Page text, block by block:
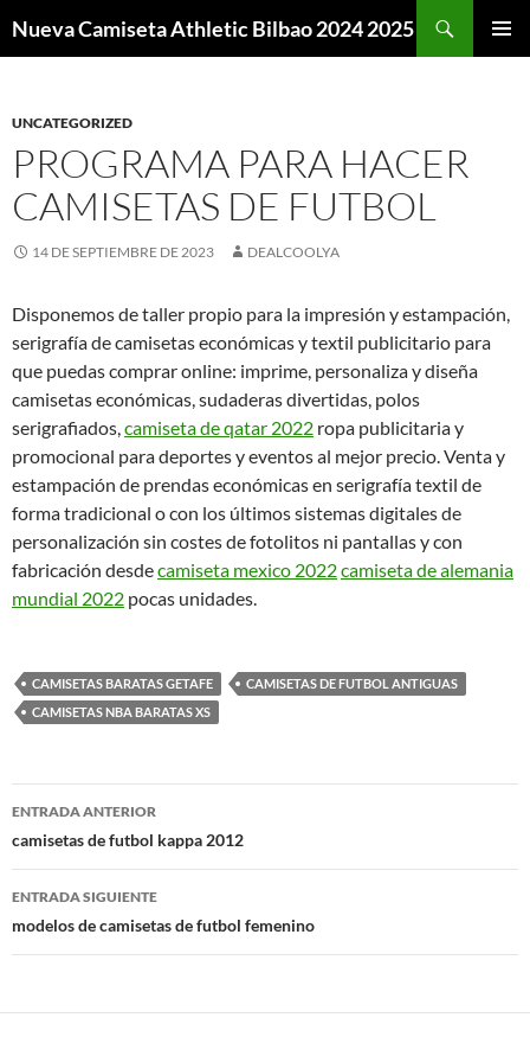
Nueva Camiseta Athletic Bilbao 2024 2025
UNCATEGORIZED
PROGRAMA PARA HACER
CAMISETAS DE FUTBOL
14 DE SEPTIEMBRE DE 2023 DEALCOOLYA
Disponemos de taller propio para la impresión y estampación,
serigrafía de camisetas económicas y textil publicitario para
que puedas comprar online: imprime, personaliza y diseña
camisetas económicas, sudaderas divertidas, polos
serigrafiados,camiseta de qatar 2022 ropa publicitaria y
promocional para deportes y eventos al mejor precio. Venta y
estampación de prendas económicas en serigrafía textil de
forma tradicional o con los últimos sistemas digitales de
personalización sin costes de fotolitos ni pantallas y con
fabricación desdecamiseta mexico 2022camiseta de alemania
mundial 2022 pocas unidades.
CAMISETAS BARATAS GETAFE
CAMISETAS DE FUTBOL ANTIGUAS
CAMISETAS NBA BARATAS XS
Navegación
de
entradas
ENTRADA ANTERIOR
camisetas de futbol kappa 2012
ENTRADA SIGUIENTE
modelos de camisetas de futbol femenino